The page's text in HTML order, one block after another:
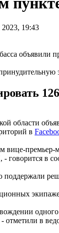
19:43
области
в
вице-
- говорится в
отметили в